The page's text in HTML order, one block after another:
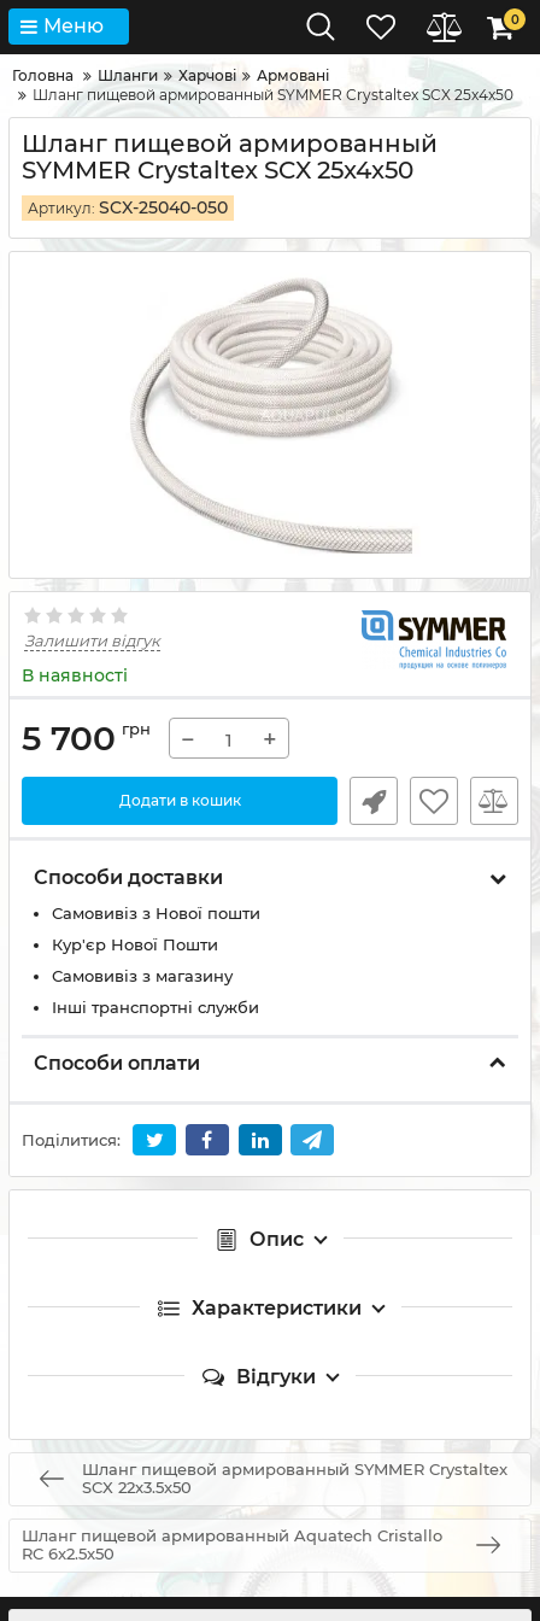
Меню 0
Головна Шланги Харчові
Армовані
Шланг пищевой армированный SYMMER Crystaltex SCX 25x4x50
Шланг пищевой армированный
SYMMER Crystaltex SCX 25x4x50
Артикул: SCX-25040-050
Залишити відгук
В наявності
5 700 грн − +
Додати в кошик
Способи доставки
Самовивіз з Нової пошти
Кур'єр Нової Пошти
Самовивіз з магазину
Інші транспортні служби
Способи оплати
Поділитися:
Опис
Характеристики
Відгуки
Шланг пищевой армированный SYMMER Crystaltex
SCX 22x3.5x50
Шланг пищевой армированный Aquatech Cristallo
RC 6x2.5x50